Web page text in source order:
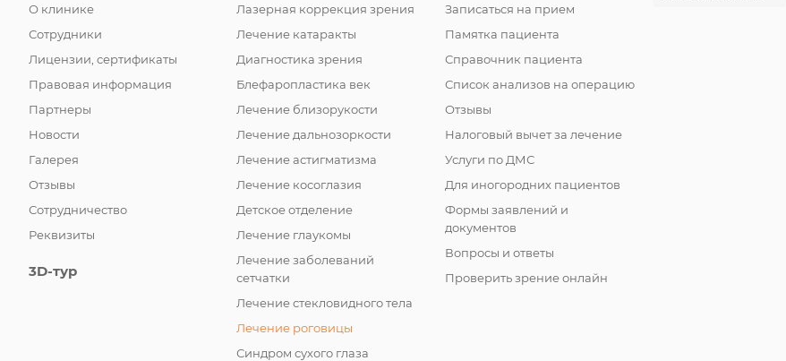
О клинике
Сотрудники
Лицензии, сертификаты
Правовая информация
Партнеры
Новости
Галерея
Отзывы
Сотрудничество
Реквизиты
3D-тур
Лазерная коррекция зрения
Лечение катаракты
Диагностика зрения
Блефаропластика век
Лечение близорукости
Лечение дальнозоркости
Лечение астигматизма
Лечение косоглазия
Детское отделение
Лечение глаукомы
Лечение заболеваний
сетчатки
Лечение стекловидного тела
Лечение роговицы
Синдром сухого глаза
Записаться на прием
Памятка пациента
Справочник пациента
Список анализов на операцию
Отзывы
Налоговый вычет за лечение
Услуги по ДМС
Для иногородних пациентов
Формы заявлений и
документов
Вопросы и ответы
Проверить зрение онлайн